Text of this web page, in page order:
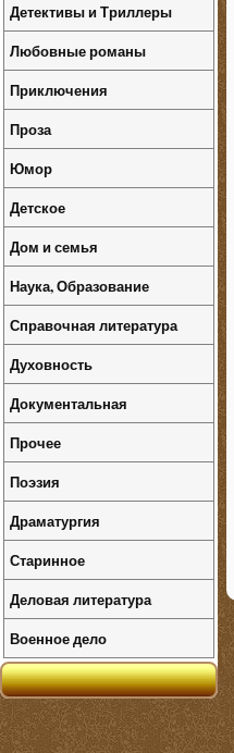
Детективы и Триллеры
Любовные романы
Приключения
Проза
Юмор
Детское
Дом и семья
Наука, Образование
Справочная литература
Духовность
Документальная
Прочее
Поэзия
Драматургия
Старинное
Деловая литература
Военное дело